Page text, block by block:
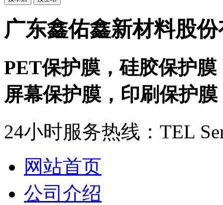
广东鑫佑鑫新材料股
PET保护膜，硅胶保护
屏幕保护膜，印刷保护膜
24小时服务热线： TEL
网站首页
公司介绍